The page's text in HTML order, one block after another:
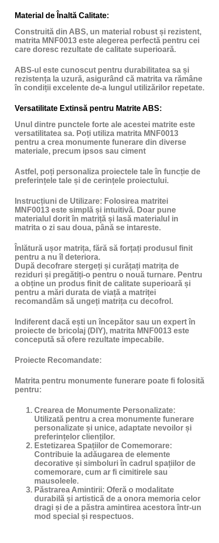
Material de Înaltă Calitate:
Construită din ABS, un material robust și rezistent,
matrita MNF0013 este alegerea perfectă pentru cei
care doresc rezultate de calitate superioară.
ABS-ul este cunoscut pentru durabilitatea sa și
rezistența la uzură, asigurând că matrita va rămâne
în condiții excelente de-a lungul utilizărilor repetate.
Versatilitate Extinsă pentru Matrite ABS:
Unul dintre punctele forte ale acestei matrite este
versatilitatea sa. Poți utiliza matrita MNF0013
pentru a crea monumente funerare din diverse
materiale, precum ipsos sau ciment
Astfel, poți personaliza proiectele tale în funcție de
preferințele tale și de cerințele proiectului.
Instrucțiuni de Utilizare: Folosirea matritei
MNF0013 este simplă și intuitivă. Doar pune
materialul dorit în matriță și lasă materialul in
matrita o zi sau doua, până se intareste.
Înlătură ușor matrița, fără să forțați produsul finit
pentru a nu îl deteriora.
După decofrare stergeți și curățați matrița de
reziduri și pregătiți-o pentru o nouă turnare. Pentru
a obține un produs finit de calitate superioară și
pentru a mări durata de viață a matriței
recomandăm să ungeți matrița cu decofrol .
Indiferent dacă ești un începător sau un expert în
proiecte de bricolaj (DIY), matrita MNF0013 este
concepută să ofere rezultate impecabile.
Proiecte Recomandate:
Matrita pentru monumente funerare poate fi folosită
pentru:
Crearea de Monumente Personalizate:
Utilizată pentru a crea monumente funerare
personalizate și unice, adaptate nevoilor și
preferințelor clienților.
Estetizarea Spațiilor de Comemorare:
Contribuie la adăugarea de elemente
decorative și simboluri în cadrul spațiilor de
comemorare, cum ar fi cimitirele sau
mausoleele.
Păstrarea Amintirii: Oferă o modalitate
durabilă și artistică de a onora memoria celor
dragi și de a păstra amintirea acestora într-un
mod special și respectuos.